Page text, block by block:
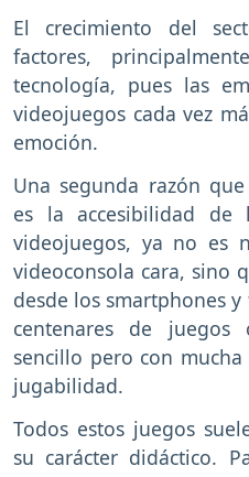
El crecimiento del
factores,
tecnología, pues las
videojuegos cada vez
emoción.
Una segunda razón
es la accesibilidad de
videojuegos, ya no es
videoconsola cara, sino
desde los smartphones
centenares de juegos
sencillo pero con
jugabilidad.
Todos estos juegos
su carácter didáctico.